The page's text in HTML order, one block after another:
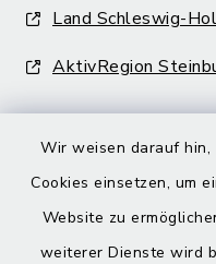
Wir weisen darauf
Cookies einsetzen, um
Website zu
weiterer Dienste wird
Land Schleswig-
AktivRegion